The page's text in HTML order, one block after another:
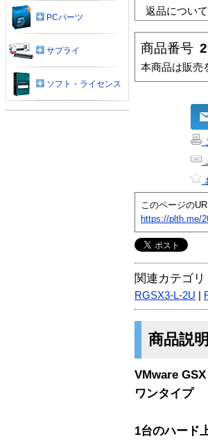
返品について
商品番号
本商品は販売
このページのURL
https://plth.me/
関連カテゴリ
RGSX3-L-2U
商品説明
VMware
ワンタイプ
1台のハード
PCパーツ
サプライ
ソフト・ライセンス